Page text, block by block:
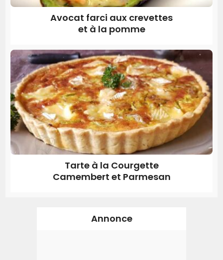
Avocat farci aux crevettes
et à la pomme
Tarte à la Courgette
Camembert et Parmesan
Annonce